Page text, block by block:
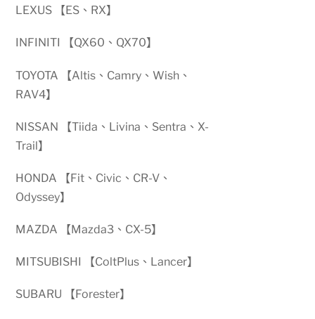
LEXUS 【ES、RX】
INFINITI 【QX60、QX70】
TOYOTA 【Altis、Camry、Wish、
RAV4】
NISSAN 【Tiida、Livina、Sentra、X-
Trail】
HONDA 【Fit、Civic、CR-V、
Odyssey】
MAZDA 【Mazda3、CX-5】
MITSUBISHI 【ColtPlus、Lancer】
SUBARU 【Forester】